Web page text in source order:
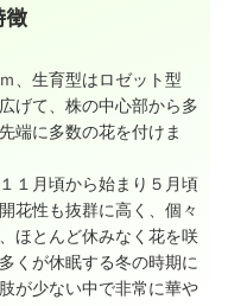
徴
、生育型はロゼット型
げて、株の中心部から多
端に多数の花を付けま
１月頃から始まり５月頃
花性も抜群に高く、個々
ほとんど休みなく花を咲
くが休眠する冬の時期に
が少ない中で非常に華や